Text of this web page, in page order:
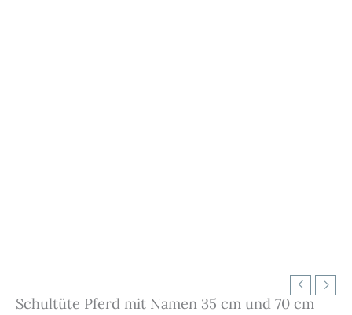
Schultüte Pferd mit Namen 35 cm und 70 cm